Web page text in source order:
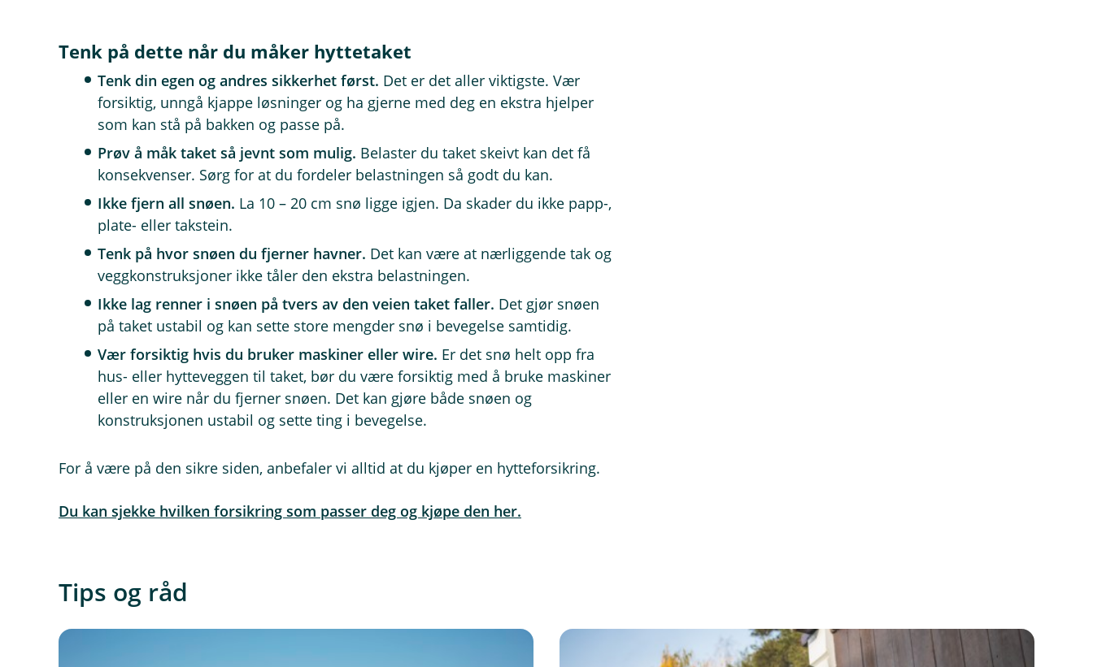
Tenk på dette når du måker hyttetaket
Tenk din egen og andres sikkerhet først. Det er det aller viktigste. Vær
forsiktig, unngå kjappe løsninger og ha gjerne med deg en ekstra hjelper
som kan stå på bakken og passe på.
Prøv å måk taket så jevnt som mulig. Belaster du taket skeivt kan det få
konsekvenser. Sørg for at du fordeler belastningen så godt du kan.
Ikke fjern all snøen. La 10 – 20 cm snø ligge igjen. Da skader du ikke papp-,
plate- eller takstein.
Tenk på hvor snøen du fjerner havner. Det kan være at nærliggende tak og
veggkonstruksjoner ikke tåler den ekstra belastningen.
Ikke lag renner i snøen på tvers av den veien taket faller. Det gjør snøen
på taket ustabil og kan sette store mengder snø i bevegelse samtidig.
Vær forsiktig hvis du bruker maskiner eller wire. Er det snø helt opp fra
hus- eller hytteveggen til taket, bør du være forsiktig med å bruke maskiner
eller en wire når du fjerner snøen. Det kan gjøre både snøen og
konstruksjonen ustabil og sette ting i bevegelse.
For å være på den sikre siden, anbefaler vi alltid at du kjøper en hytteforsikring.
Du kan sjekke hvilken forsikring som passer deg og kjøpe den her.
Tips og råd